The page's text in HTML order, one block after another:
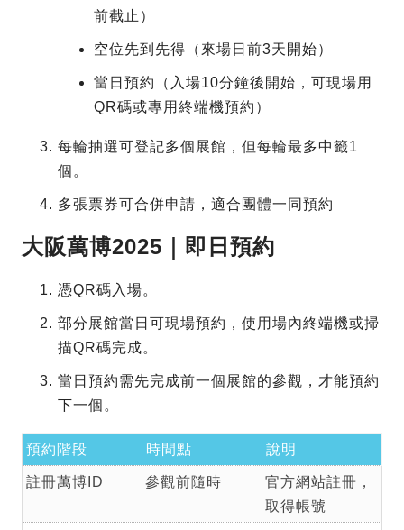
前截止）
空位先到先得（來場日前3天開始）
當日預約（入場10分鐘後開始，可現場用
QR碼或專用終端機預約）
每輪抽選可登記多個展館，但每輪最多中籤1
個。
多張票券可合併申請，適合團體一同預約
大阪萬博2025｜即日預約
憑QR碼入場。
部分展館當日可現場預約，使用場內終端機或掃
描QR碼完成。
當日預約需先完成前一個展館的參觀，才能預約
下一個。
預約階段 時間點 說明
註冊萬博ID 參觀前隨時
官方網站註冊，
取得帳號